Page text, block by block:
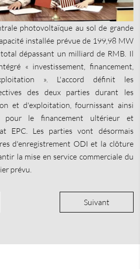
photovoltaïque au sol de grande
installée prévue de 199,98 MW
dépassant un milliard de RMB. Il
« investissement, financement,
». L'accord définit les
des deux parties durant les
et d'exploitation, fournissant ainsi
pour le financement ultérieur et
EPC. Les parties vont désormais
d'enregistrement ODI et la clôture
la mise en service commerciale du
prévu.
Suivant